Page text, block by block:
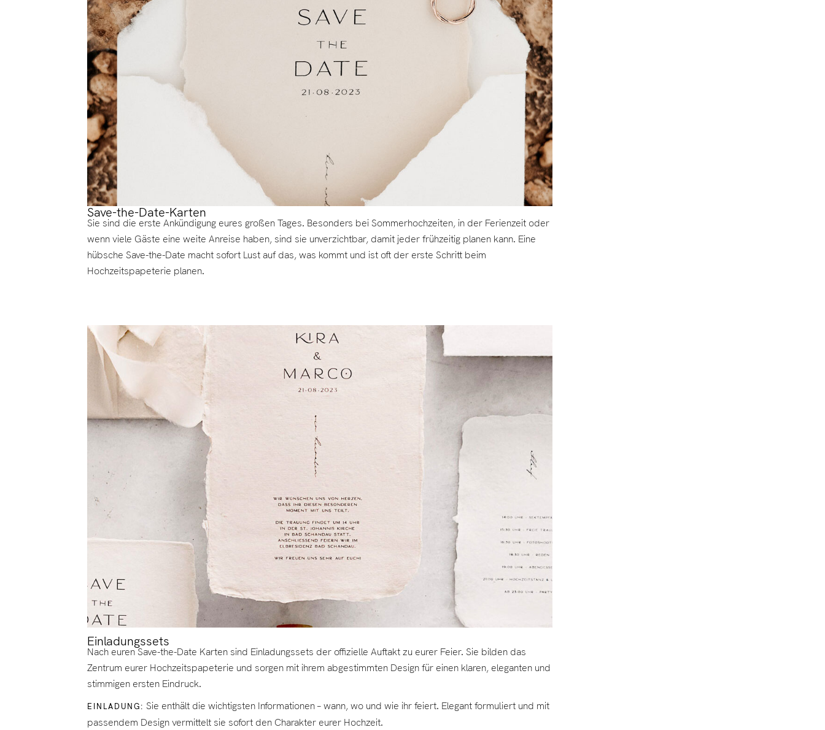
Save-the-Date-Karten
Sie sind die erste Ankündigung eures großen Tages. Besonders bei Sommerhochzeiten, in der Ferienzeit oder
wenn viele Gäste eine weite Anreise haben, sind sie unverzichtbar, damit jeder frühzeitig planen kann. Eine
hübsche Save-the-Date macht sofort Lust auf das, was kommt und ist oft der erste Schritt beim
Hochzeitspapeterie planen.
Einladungssets
Nach euren Save-the-Date Karten sind Einladungssets der offizielle Auftakt zu eurer Feier. Sie bilden das
Zentrum eurer Hochzeitspapeterie und sorgen mit ihrem abgestimmten Design für einen klaren, eleganten und
stimmigen ersten Eindruck.
EINLADUNG: Sie enthält die wichtigsten Informationen – wann, wo und wie ihr feiert. Elegant formuliert und mit
passendem Design vermittelt sie sofort den Charakter eurer Hochzeit.